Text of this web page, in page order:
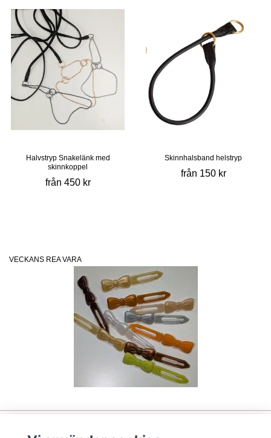
Halvstryp Snakelänk med
skinnkoppel
från 450 kr
Skinnhalsband helstryp
från 150 kr
VECKANS REA VARA